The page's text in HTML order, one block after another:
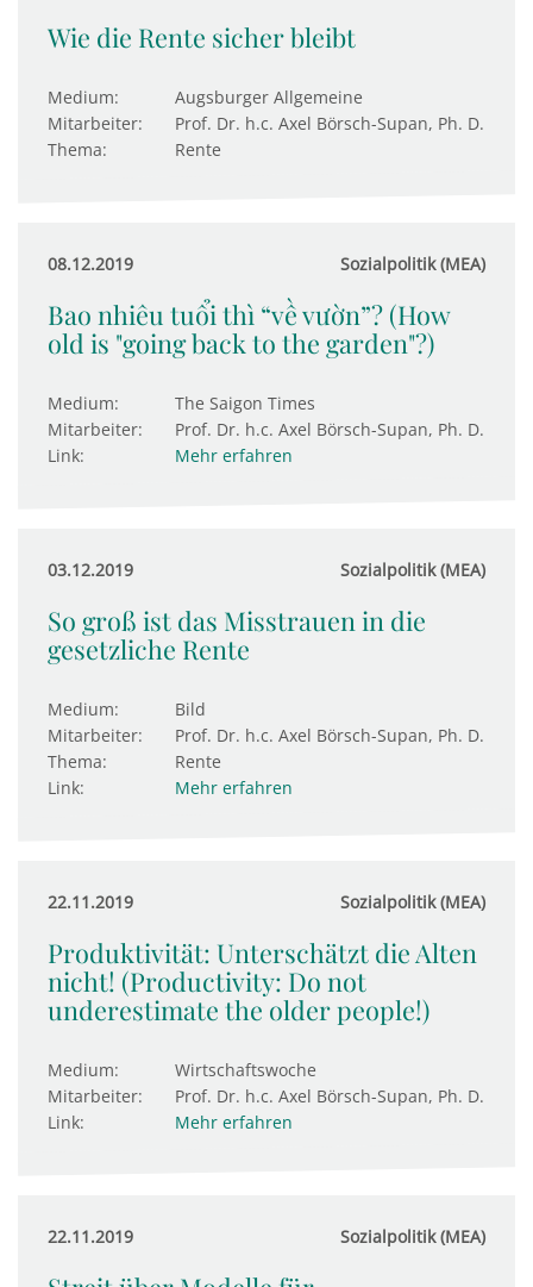
Wie die Rente sicher bleibt
Medium:
Augsburger Allgemeine
Mitarbeiter:
Prof. Dr. h.c. Axel Börsch-Supan, Ph. D.
Thema:
Rente
08.12.2019 Sozialpolitik (MEA)
Bao nhiêu tuổi thì “về vườn”? (How
old is "going back to the garden"?)
Medium:
The Saigon Times
Mitarbeiter:
Prof. Dr. h.c. Axel Börsch-Supan, Ph. D.
Link:
Mehr erfahren
03.12.2019 Sozialpolitik (MEA)
So groß ist das Misstrauen in die
gesetzliche Rente
Medium:
Bild
Mitarbeiter:
Prof. Dr. h.c. Axel Börsch-Supan, Ph. D.
Thema:
Rente
Link:
Mehr erfahren
22.11.2019 Sozialpolitik (MEA)
Produktivität: Unterschätzt die Alten
nicht! (Productivity: Do not
underestimate the older people!)
Medium:
Wirtschaftswoche
Mitarbeiter:
Prof. Dr. h.c. Axel Börsch-Supan, Ph. D.
Link:
Mehr erfahren
22.11.2019 Sozialpolitik (MEA)